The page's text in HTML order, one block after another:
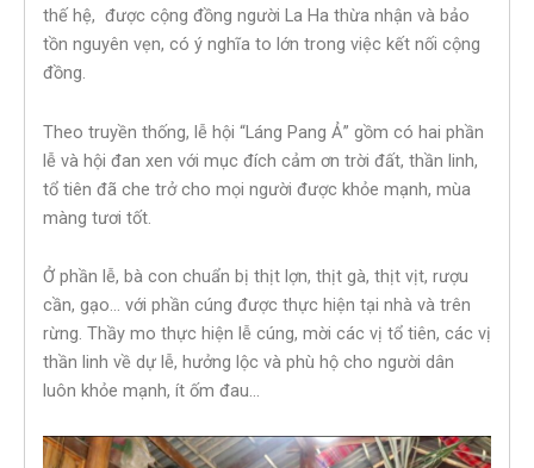
thế hệ, được cộng đồng người La Ha thừa nhận và bảo
tồn nguyên vẹn, có ý nghĩa to lớn trong việc kết nối cộng
đồng.
Theo truyền thống, lễ hội “Láng Pang Ả” gồm có hai phần
lễ và hội đan xen với mục đích cảm ơn trời đất, thần linh,
tổ tiên đã che trở cho mọi người được khỏe mạnh, mùa
màng tươi tốt.
Ở phần lễ, bà con chuẩn bị thịt lợn, thịt gà, thịt vịt, rượu
cần, gạo… với phần cúng được thực hiện tại nhà và trên
rừng. Thầy mo thực hiện lễ cúng, mời các vị tổ tiên, các vị
thần linh về dự lễ, hưởng lộc và phù hộ cho người dân
luôn khỏe mạnh, ít ốm đau…